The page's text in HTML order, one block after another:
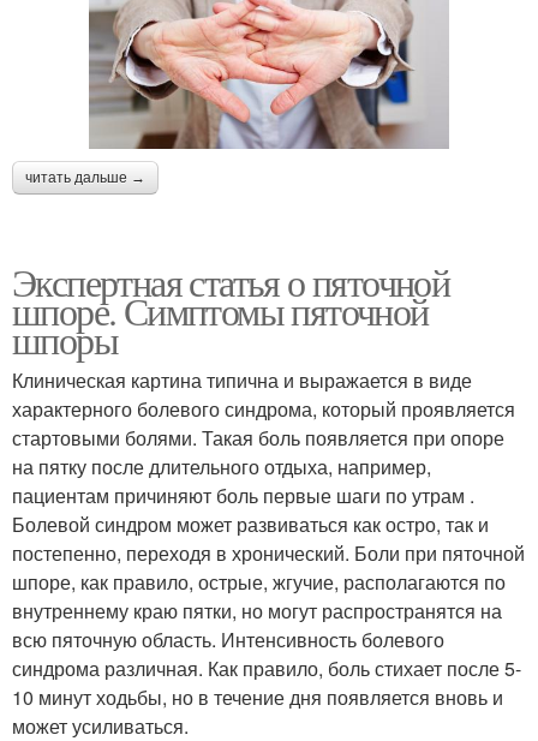
читать дальше →
Экспертная статья о пяточной
шпоре. Симптомы пяточной
шпоры
Клиническая картина типична и выражается в виде
характерного болевого синдрома, который проявляется
стартовыми болями. Такая боль появляется при опоре
на пятку после длительного отдыха, например,
пациентам причиняют боль первые шаги по утрам .
Болевой синдром может развиваться как остро, так и
постепенно, переходя в хронический. Боли при пяточной
шпоре, как правило, острые, жгучие, располагаются по
внутреннему краю пятки, но могут распространятся на
всю пяточную область. Интенсивность болевого
синдрома различная. Как правило, боль стихает после 5-
10 минут ходьбы, но в течение дня появляется вновь и
может усиливаться.